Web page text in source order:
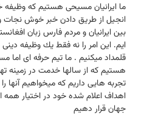
ما ایرانیان مسیحی هستیم كه وظیفه
انجیل از طریق دادن خبر خوش
بین ایرانیان و مردم فارس زبان
ایم. این امر را نه فقط یك وظیفه
قلمداد میكنیم . ما تیم حرفه ای
هستیم كه از سالها خدمت در زمینه
تجربه هایی داریم كه میخواهیم آنها
اهداف اعلام شده خود در اختیار همه
جهان قرار دهیم